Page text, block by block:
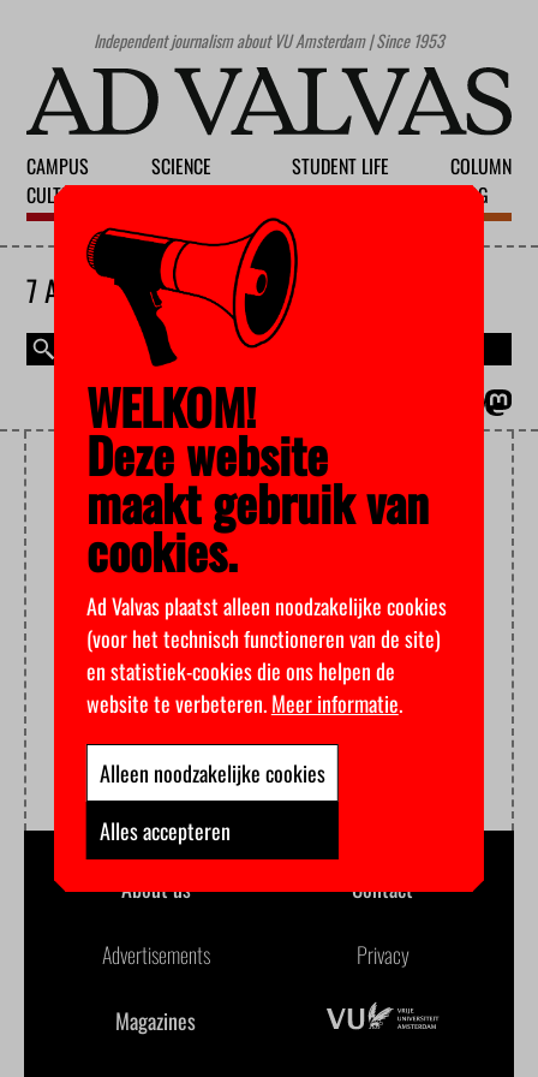
Independent journalism about VU Amsterdam | Since 1953
CAMPUS
CULTURE
SCIENCE
STUDENT LIFE
COLUMN
BLOG
7 AUGUST 2026
MAGAZINE
EUREST
About us Contact
Advertisements Privacy
Magazines
WELKOM!
Deze website
maakt gebruik van
cookies.
Ad Valvas plaatst alleen noodzakelijke cookies
(voor het technisch functioneren van de site)
en statistiek-cookies die ons helpen de
website te verbeteren.Meer informatie.
Alleen noodzakelijke cookies
Alles accepteren